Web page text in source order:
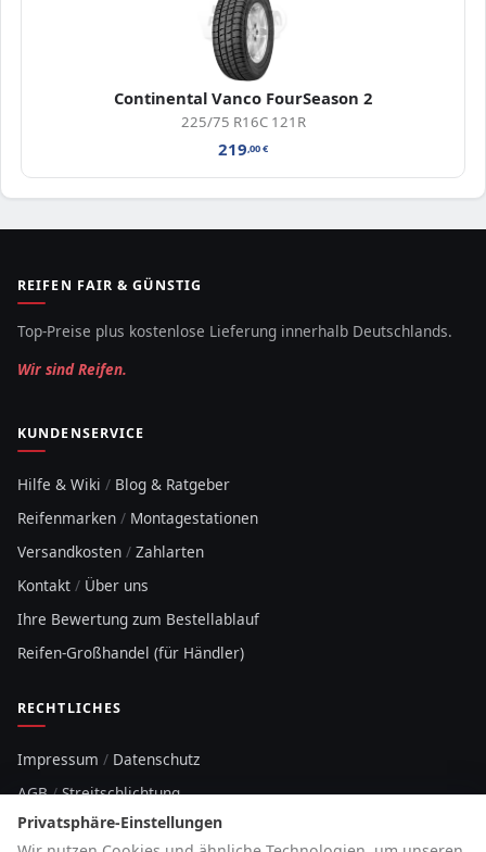
Continental Vanco FourSeason 2
225/75 R16C 121R
219,00€
REIFEN FAIR & GÜNSTIG
Top-Preise plus kostenlose Lieferung innerhalb Deutschlands.
Wir sind Reifen.
KUNDENSERVICE
Hilfe & Wiki / Blog & Ratgeber
Reifenmarken / Montagestationen
Versandkosten / Zahlarten
Kontakt / Über uns
Ihre Bewertung zum Bestellablauf
Reifen-Großhandel (für Händler)
RECHTLICHES
Impressum / Datenschutz
AGB/Streitschlichtung
Sitemap
Privatsphäre-Einstellungen